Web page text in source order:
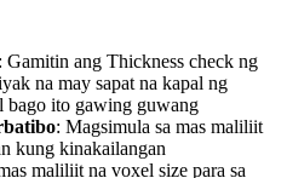
: Gamitin ang Thickness check ng
na may sapat na kapal ng
bago ito gawing guwang
: Magsimula sa mas maliliit
kung kinakailangan
maliliit na voxel size para sa